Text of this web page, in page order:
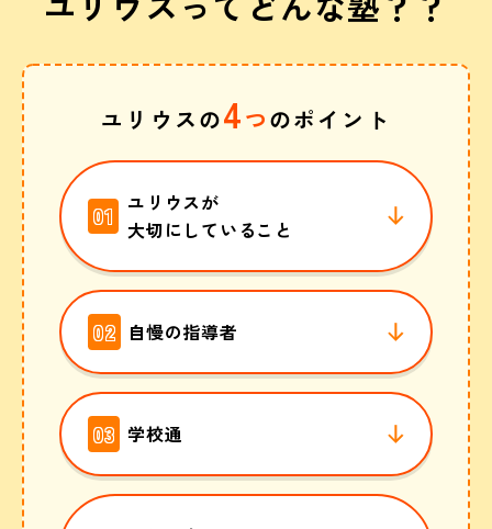
ユリウスの4つのポイント
01
ユリウスが
大切にしていること
02 自慢の指導者
03 学校通